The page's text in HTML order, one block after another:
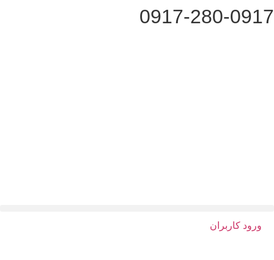
0917-280-
ورود کاربران